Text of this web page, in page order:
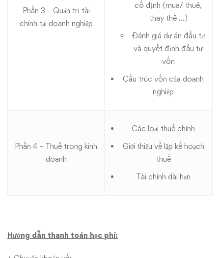
Phần 3 – Quản trị tài
chính tại doanh nghiệp
cố định (mua/ thuê,
thay thế …)
Đánh giá dự án đầu tư
và quyết định đầu tư
vốn
Cấu trúc vốn của doanh
nghiệp
Phần 4 – Thuế trong kinh
doanh
Các loại thuế chính
Giới thiệu về lập kế hoạch
thuế
Tài chính dài hạn
Hướng dẫn thanh toán học phí: